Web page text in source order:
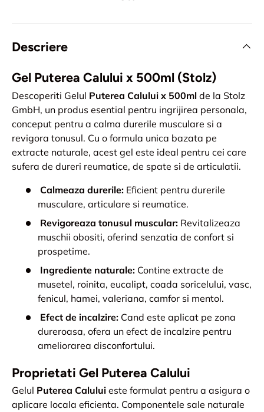
Descriere
Gel Puterea Calului x 500ml (Stolz)
Descoperiti Gelul Puterea Calului x 500ml de la Stolz
GmbH, un produs esential pentru ingrijirea personala,
conceput pentru a calma durerile musculare si a
revigora tonusul. Cu o formula unica bazata pe
extracte naturale, acest gel este ideal pentru cei care
sufera de dureri reumatice, de spate si de articulatii.
Calmeaza durerile: Eficient pentru durerile
musculare, articulare si reumatice.
Revigoreaza tonusul muscular: Revitalizeaza
muschii obositi, oferind senzatia de confort si
prospetime.
Ingrediente naturale: Contine extracte de
musetel, roinita, eucalipt, coada soricelului, vasc,
fenicul, hamei, valeriana, camfor si mentol.
Efect de incalzire: Cand este aplicat pe zona
dureroasa, ofera un efect de incalzire pentru
ameliorarea disconfortului.
Proprietati Gel Puterea Calului
Gelul Puterea Calului este formulat pentru a asigura o
aplicare locala eficienta. Componentele sale naturale